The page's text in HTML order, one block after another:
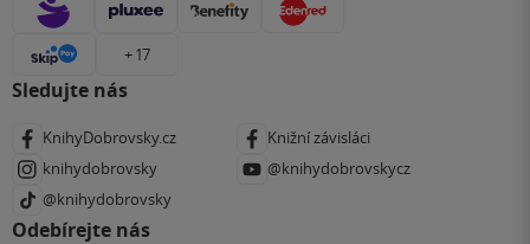
+ 17
Sledujte nás
KnihyDobrovsky.cz
Knižní závisláci
knihydobrovsky
@knihydobrovskycz
@knihydobrovsky
Odebírejte nás